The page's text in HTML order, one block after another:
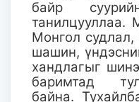
байр
танилцууллаа.
Монгол
шашин,
хандлагыг
баримтад
байна.